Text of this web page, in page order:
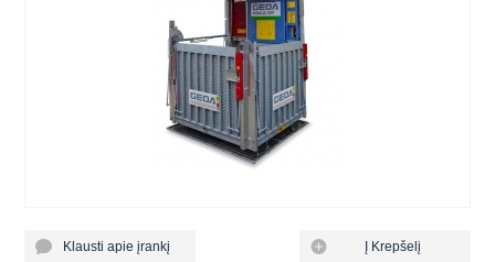
Klausti apie įrankį Į Krepšelį